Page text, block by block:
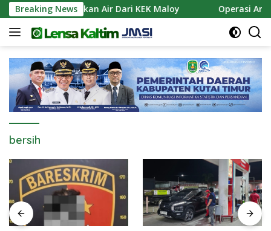
Langsung
ke
konten
Breaking News
Pasokan Air Dari KEK Maloy Operasi Antik
bersih